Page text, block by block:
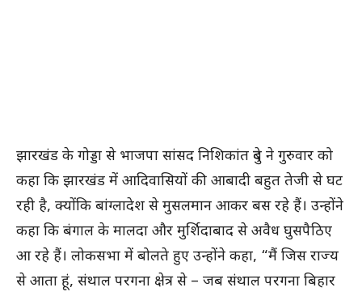
झारखंड के गोड्डा से भाजपा सांसद निशिकांत दुबे ने गुरुवार को
कहा कि झारखंड में आदिवासियों की आबादी बहुत तेजी से घट
रही है, क्योंकि बांग्लादेश से मुसलमान आकर बस रहे हैं। उन्होंने
कहा कि बंगाल के मालदा और मुर्शिदाबाद से अवैध घुसपैठिए
आ रहे हैं। लोकसभा में बोलते हुए उन्होंने कहा, “मैं जिस राज्य
से आता हूं, संथाल परगना क्षेत्र से – जब संथाल परगना बिहार